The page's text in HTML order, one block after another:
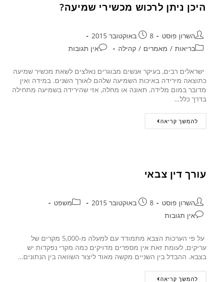
היכן ניתן לרכוש מכשירי שמיעה?
השרון פוסט
8 באוקטובר 2015
בריאות / מאמרים / קהילה אין תגובות
ישראלים רבים, בעיקר אנשים מבוגרים נאלצים לשאת מכשיר שמיעה
כתוצאה מירידה באיכות השמיעה שלהם לאורך השנים. במידה ואין
מדובר במום מלידה, תאונה או מחלה, אזי שהירידה בשמיעה מתחילה
בדרך כלל…
להמשך קריאה
עורך דין צבאי
השרון פוסט 8 באוקטובר 2015
משפט
אין תגובות
על פי הערכות הצבא מתמודד עם למעלה מ-5,000 מקרים של
עריקים, לעומת זאת אין מספרים מדויקים כמה מקרי נפקדות יש
בצבא. ההבדל בין השניים מקשה מאוד ליצור השוואה בין הנתונים…
להמשך קריאה